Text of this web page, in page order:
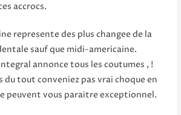
accrocs.
represente des plus changee de la
sauf que midi-americaine.
annonce tous les coutumes , !
du tout conveniez pas vrai choque en
peuvent vous paraitre exceptionnel.